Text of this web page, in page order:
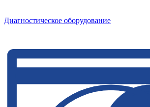
Диагностическое оборудование